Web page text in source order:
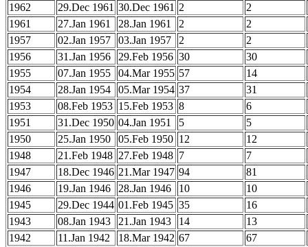
1962
29.Dec 1961 30.Dec 1961 2
2
1961
27.Jan 1961 28.Jan 1961 2
2
1957
02.Jan 1957 03.Jan 1957 2
2
1956
31.Jan 1956 29.Feb 1956 30
30
1955
07.Jan 1955 04.Mar 1955 57
14
1954
28.Jan 1954 05.Mar 1954 37
31
1953
08.Feb 1953 15.Feb 1953 8
6
1951
31.Dec 1950 04.Jan 1951 5
5
1950
25.Jan 1950 05.Feb 1950 12
12
1948
21.Feb 1948 27.Feb 1948 7
7
1947
18.Dec 1946 21.Mar 1947 94
81
1946
19.Jan 1946 28.Jan 1946 10
10
1945
29.Dec 1944 01.Feb 1945 35
16
1943
08.Jan 1943 21.Jan 1943 14
13
1942
11.Jan 1942 18.Mar 1942 67
67